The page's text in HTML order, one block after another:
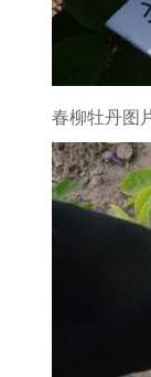
春柳牡丹